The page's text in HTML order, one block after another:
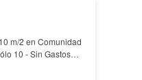
m/2 en Comunidad
10 - Sin Gastos